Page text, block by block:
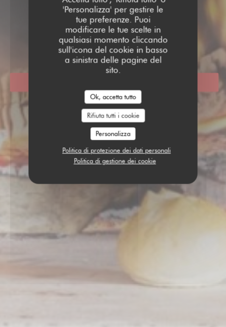
'Personalizza' per gestire le
tue preferenze. Puoi
modificare le tue scelte in
qualsiasi momento cliccando
sull'icona del cookie in basso
a sinistra delle pagine del
sito.
Ok, accetta tutto
Rifiuta tutti i cookie
Personalizza
Politica di protezione dei dati personali
Politica di gestione dei cookie
AU FEU DE BOIS
TRATTORIA |BEAURAINS